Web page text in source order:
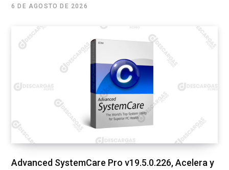
6 DE AGOSTO DE 2026
Advanced SystemCare Pro v19.5.0.226, Acelera y